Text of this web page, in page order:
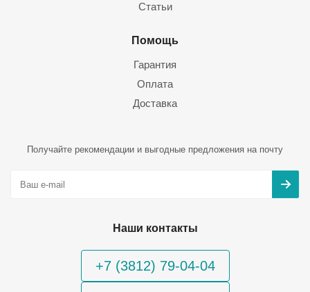
Статьи
Помощь
Гарантия
Оплата
Доставка
Получайте рекомендации и выгодные предложения на почту
Наши контакты
+7 (3812) 79-04-04